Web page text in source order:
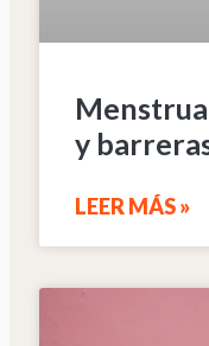
y
LEER MÁS »